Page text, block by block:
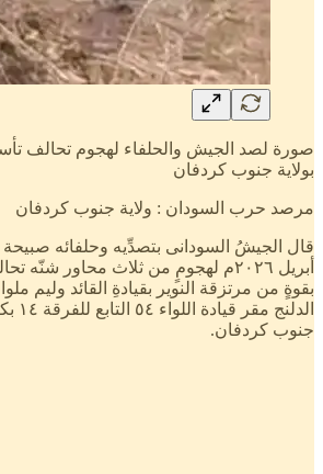
صورة لصد الجيش والحلفاء لهجوم تحالف
بولاية جنوب كردفان
مرصد حرب السودان : ولاية جنوب كردفان
أبريل ٢٠٢٦م لهجومٍ من ثلاث محاور
بقوةٍ من مرتزقة النوير بقيادةِ القائد وليم
جنوب كردفان.